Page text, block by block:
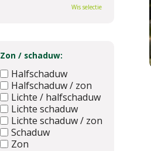
Wis selectie
Zon / schaduw:
Halfschaduw
Halfschaduw / zon
Lichte / halfschaduw
Lichte schaduw
Lichte schaduw / zon
Schaduw
Zon